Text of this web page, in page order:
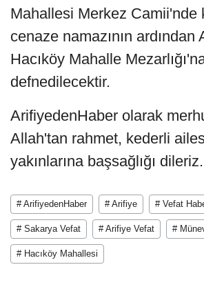
Mahallesi Merkez Camii'nde
cenaze namazının ardından
Hacıköy Mahalle
defnedilecektir.
ArifiyedenHaber olarak
Allah'tan rahmet, kederli
yakınlarına başsağlığı dileriz.
# ArifiyedenHaber # Arifiye # Vefat
# Sakarya Vefat # Arifiye Vefat #
# Hacıköy Mahallesi